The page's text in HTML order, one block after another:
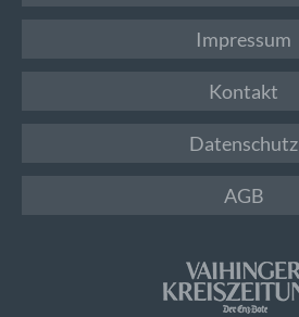
Impressum
Kontakt
Datenschutz
AGB